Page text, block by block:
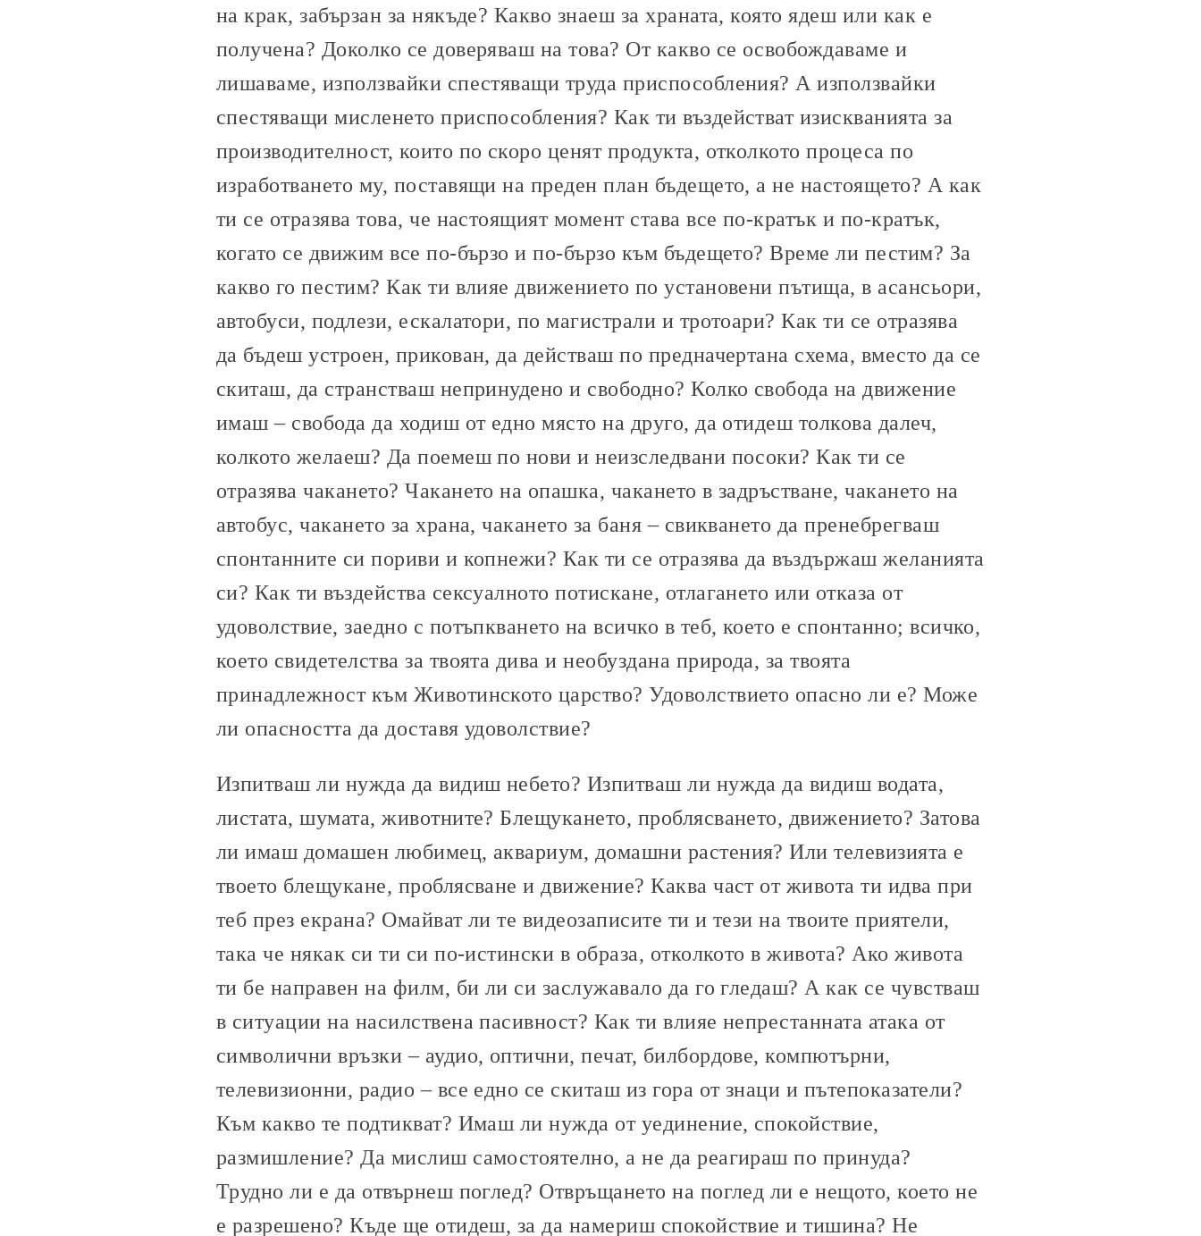
на крак, забързан за някъде? Какво знаеш за храната, която ядеш или как е
получена? Доколко се доверяваш на това? От какво се освобождаваме и
лишаваме, използвайки спестяващи труда приспособления? А използвайки
спестяващи мисленето приспособления? Как ти въздействат изискванията за
производителност, които по скоро ценят продукта, отколкото процеса по
изработването му, поставящи на преден план бъдещето, а не настоящето? А как
ти се отразява това, че настоящият момент става все по-кратък и по-кратък,
когато се движим все по-бързо и по-бързо към бъдещето? Време ли пестим? За
какво го пестим? Как ти влияе движението по установени пътища, в асансьори,
автобуси, подлези, ескалатори, по магистрали и тротоари? Как ти се отразява
да бъдеш устроен, прикован, да действаш по предначертана схема, вместо да се
скиташ, да странстваш непринудено и свободно? Колко свобода на движение
имаш – свобода да ходиш от едно място на друго, да отидеш толкова далеч,
колкото желаеш? Да поемеш по нови и неизследвани посоки? Как ти се
отразява чакането? Чакането на опашка, чакането в задръстване, чакането на
автобус, чакането за храна, чакането за баня – свикването да пренебрегваш
спонтанните си пориви и копнежи? Как ти се отразява да въздържаш желанията
си? Как ти въздейства сексуалното потискане, отлагането или отказа от
удоволствие, заедно с потъпкването на всичко в теб, което е спонтанно; всичко,
което свидетелства за твоята дива и необуздана природа, за твоята
принадлежност към Животинското царство? Удоволствието опасно ли е? Може
ли опасността да доставя удоволствие?
Изпитваш ли нужда да видиш небето? Изпитваш ли нужда да видиш водата,
листата, шумата, животните? Блещукането, проблясването, движението? Затова
ли имаш домашен любимец, аквариум, домашни растения? Или телевизията e
твоето блещукане, проблясване и движение? Каква част от живота ти идва при
теб през екрана? Омайват ли те видеозаписите ти и тези на твоите приятели,
така че някак си ти си по-истински в образа, отколкото в живота? Ако живота
ти бе направен на филм, би ли си заслужавало да го гледаш? А как се чувстваш
в ситуации на насилствена пасивност? Как ти влияе непрестанната атака от
символични връзки – аудио, оптични, пeчат, билбордове, компютърни,
телевизионни, радио – все едно се скиташ из гора от знаци и пътепоказатели?
Към какво те подтикват? Имаш ли нужда от уединение, спокойствие,
размишление? Да мислиш самостоятелно, а не да реагираш по принуда?
Трудно ли е да отвърнеш поглед? Отвръщането на поглед ли е нещото, което не
е разрешено? Къде ще отидеш, за да намериш спокойствие и тишина? Не